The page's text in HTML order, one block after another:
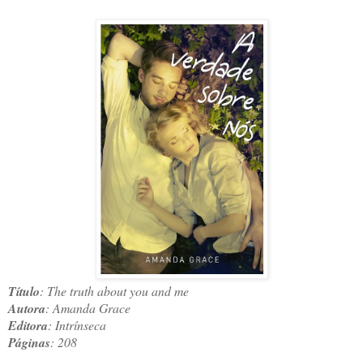
Título: The truth about you and me
Autora: Amanda Grace
Editora: Intrínseca
Páginas: 208